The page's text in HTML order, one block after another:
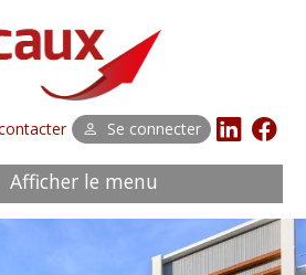
Se connecter
Afficher le menu